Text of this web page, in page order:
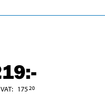
:-
: 17520